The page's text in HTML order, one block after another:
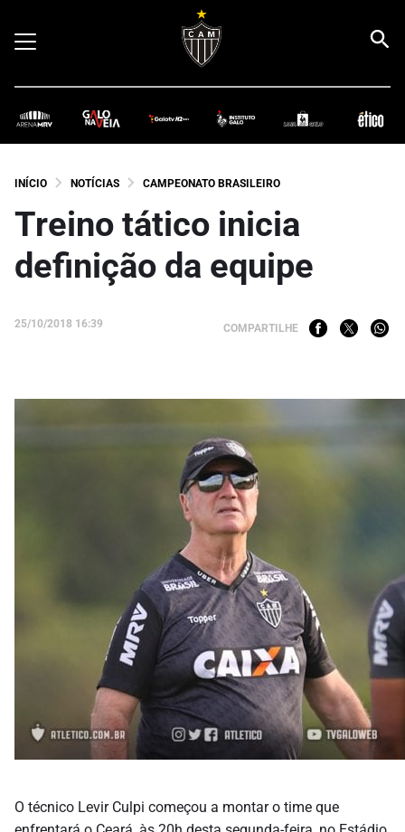
INÍCIO NOTÍCIAS CAMPEONATO BRASILEIRO
Treino tático inicia
definição da equipe
25/10/2018 16:39 COMPARTILHE
O técnico Levir Culpi começou a montar o time que